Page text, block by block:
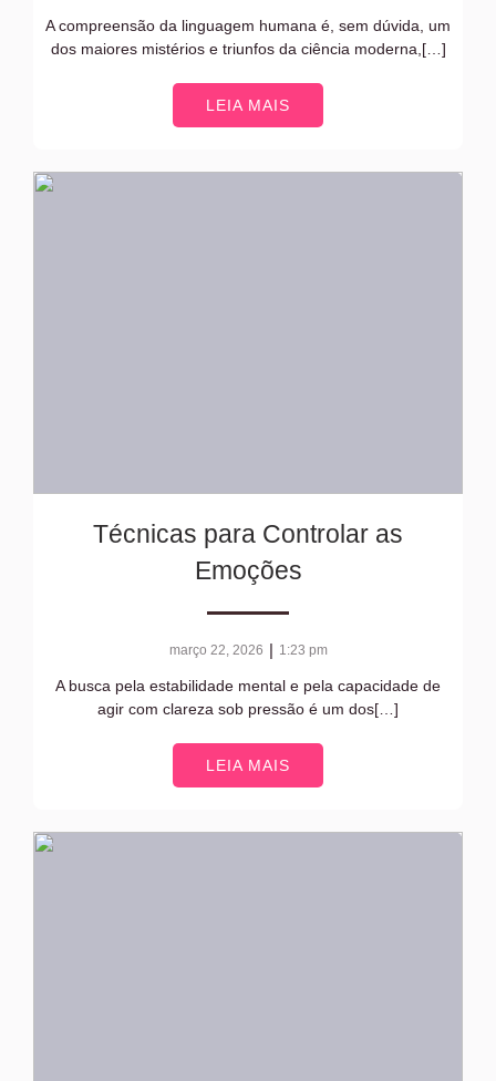
A compreensão da linguagem humana é, sem dúvida, um
dos maiores mistérios e triunfos da ciência moderna,[…]
LEIA MAIS
Técnicas para Controlar as
Emoções
março 22, 2026 | 1:23 pm
A busca pela estabilidade mental e pela capacidade de
agir com clareza sob pressão é um dos[…]
LEIA MAIS